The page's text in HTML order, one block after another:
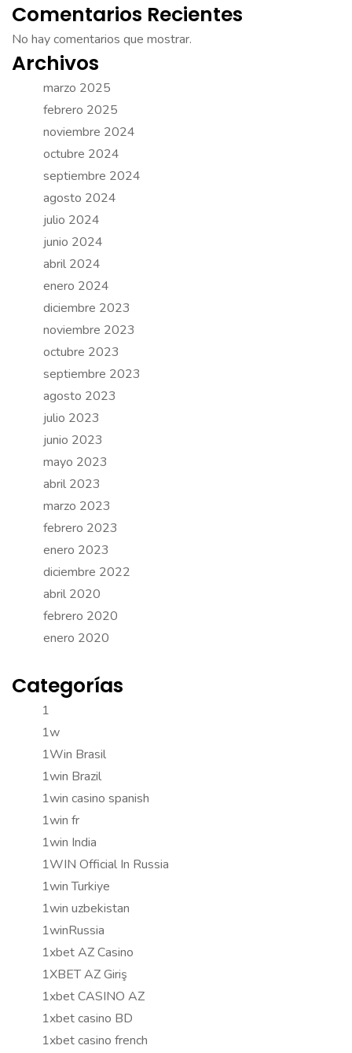
Comentarios Recientes
No hay comentarios que mostrar.
Archivos
marzo 2025
febrero 2025
noviembre 2024
octubre 2024
septiembre 2024
agosto 2024
julio 2024
junio 2024
abril 2024
enero 2024
diciembre 2023
noviembre 2023
octubre 2023
septiembre 2023
agosto 2023
julio 2023
junio 2023
mayo 2023
abril 2023
marzo 2023
febrero 2023
enero 2023
diciembre 2022
abril 2020
febrero 2020
enero 2020
Categorías
1
1w
1Win Brasil
1win Brazil
1win casino spanish
1win fr
1win India
1WIN Official In Russia
1win Turkiye
1win uzbekistan
1winRussia
1xbet AZ Casino
1XBET AZ Giriş
1xbet CASINO AZ
1xbet casino BD
1xbet casino french